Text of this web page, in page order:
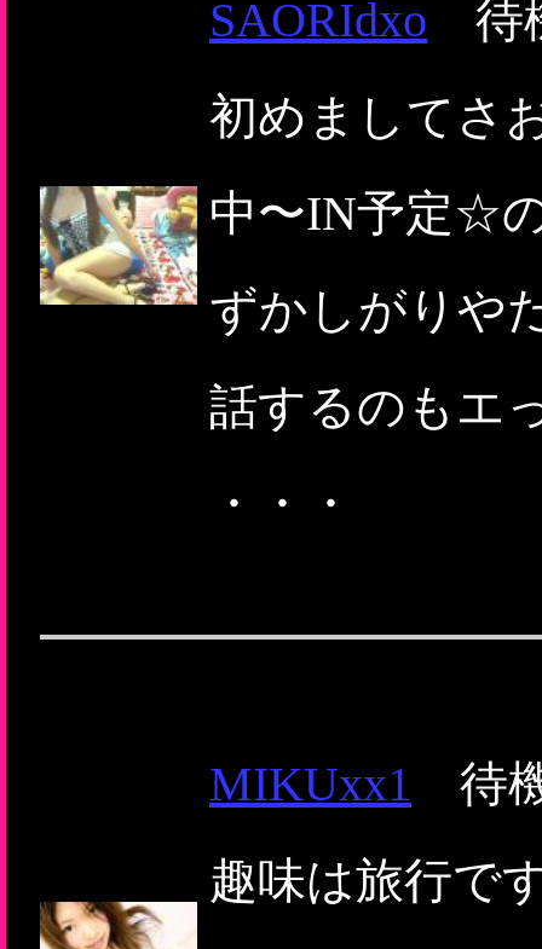
SAORIdxo 待
初めましてさ
中〜IN予定☆
ずかしがりや
話するのもエ
・・・
MIKUxx1 待
趣味は旅行で